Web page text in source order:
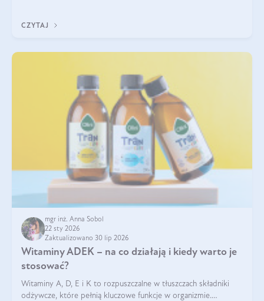
robić?
CZYTAJ
mgr inż. Anna Sobol
22 sty 2026
Zaktualizowano 30 lip 2026
Witaminy ADEK – na co działają i kiedy warto je
stosować?
Witaminy A, D, E i K to rozpuszczalne w tłuszczach składniki
odżywcze, które pełnią kluczowe funkcje w organizmie.